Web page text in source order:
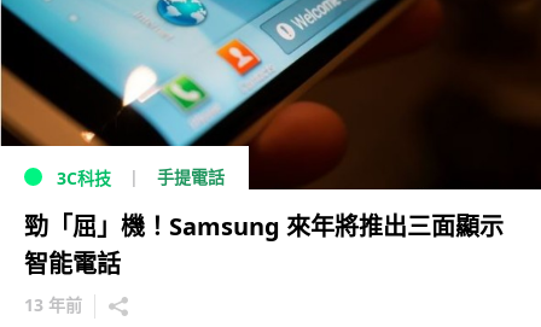
3C科技 手提電話
勁「屈」機！Samsung 來年將推出三面顯示
智能電話
13 年前